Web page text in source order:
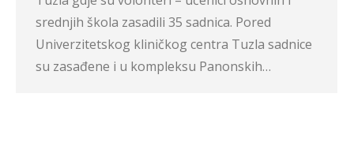
srednjih škola zasadili 35 sadnica. Pored
Univerzitetskog kliničkog centra Tuzla sadnice
su zasađene i u kompleksu Panonskih…